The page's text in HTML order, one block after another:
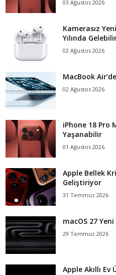
03 Ağustos 2026
Kamerasız
Yılında
02 Ağustos 2026
MacBook
02 Ağustos 2026
iPhone 18 Pro
Yaşanabilir
01 Ağustos 2026
Apple Bellek
Geliştiriyor
31 Temmuz 2026
macOS 27
29 Temmuz 2026
Apple Akıllı